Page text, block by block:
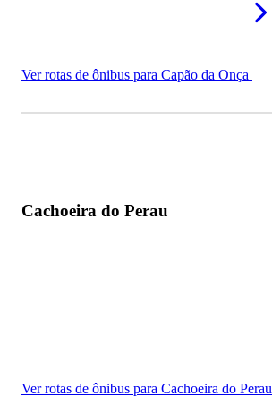
Ver rotas de ônibus para Capão da Onça
Cachoeira do Perau
Ver rotas de ônibus para Cachoeira do Perau